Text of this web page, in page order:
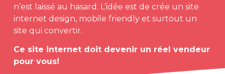
n’est laissé au hasard. L’idée est de crée un site
internet design, mobile friendly et surtout un
site qui convertir.
Ce site internet doit devenir un réel vendeur
pour vous!